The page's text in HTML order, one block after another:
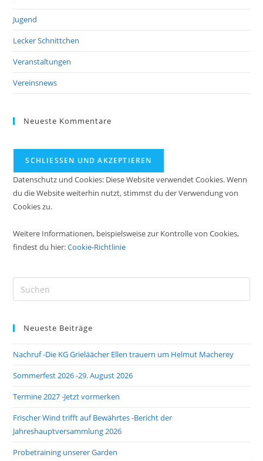
Jugend
Lecker Schnittchen
Veranstaltungen
Vereinsnews
Neueste Kommentare
Datenschutz und Cookies: Diese Website verwendet Cookies. Wenn
du die Website weiterhin nutzt, stimmst du der Verwendung von
Cookies zu.
Weitere Informationen, beispielsweise zur Kontrolle von Cookies,
findest du hier:Cookie-Richtlinie
Neueste Beiträge
Nachruf -Die KG Grieläächer Ellen trauern um Helmut Macherey
Sommerfest 2026 -29. August 2026
Termine 2027 -Jetzt vormerken
Frischer Wind trifft auf Bewährtes -Bericht der
Jahreshauptversammlung 2026
Probetraining unserer Garden